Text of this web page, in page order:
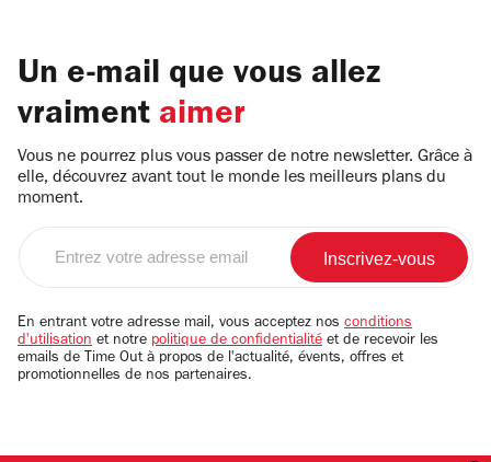
Un e-mail que vous allez
vraiment aimer
Vous ne pourrez plus vous passer de notre newsletter. Grâce à
elle, découvrez avant tout le monde les meilleurs plans du
moment.
Entrez
email
En entrant votre adresse mail, vous acceptez nos conditions
d'utilisation et notre politique de confidentialité et de recevoir les
emails de Time Out à propos de l'actualité, évents, offres et
promotionnelles de nos partenaires.